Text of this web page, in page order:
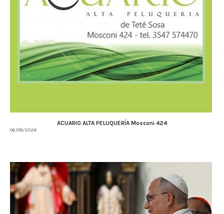
ACUARIO ALTA PELUQUERÍA Mosconi 424
06/08/2026